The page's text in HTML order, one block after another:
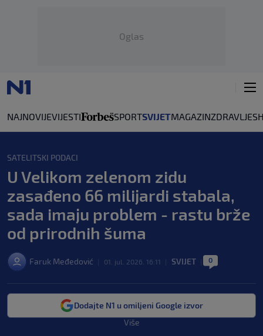
Oglas
NAJNOVIJEVIJESTI SPORTSVIJETMAGAZINZDRAVLJE
SATELITSKI PODACI
U Velikom zelenom zidu
zasađeno 66 milijardi stabala,
sada imaju problem - rastu brže
od prirodnih šuma
Faruk Međedović 01. jul. 2026. 16:11 SVIJET 0
Dodajte N1 u omiljeni Google izvor
Više